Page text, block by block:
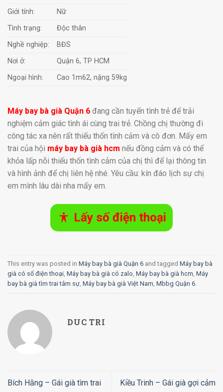
Giới tính:
Nữ
Tình trạng:
Độc thân
Nghề nghiệp:
BĐS
Nơi ở:
Quận 6, TP HCM
Ngoại hình:
Cao 1m62, nặng 59kg
Máy bay bà già Quận 6 đang cần tuyển tình trẻ để trải
nghiệm cảm giác tình ái cùng trai trẻ. Chồng chị thường đi
công tác xa nên rất thiếu thốn tình cảm và cô đơn. Mấy em
trai của hội máy bay bà già hcm nếu đồng cảm và có thể
khỏa lấp nỗi thiếu thốn tình cảm của chị thì để lại thông tin
và hình ảnh để chị liên hệ nhé. Yêu cầu: kín đáo lịch sự chị
em mình lâu dài nha mấy em.
Lấy số điện thoại
This entry was posted in Máy bay bà già Quận 6 and tagged Máy bay bà
già có số điện thoại Máy bay bà già có zalo Máy bay bà già hcm Máy
bay bà già tìm trai tâm sự Máy bay bà già Việt Nam Mbbg Quận 6
DUC TRI
Bích Hằng – Gái già tìm trai
Kiều Trinh – Gái già gợi cảm